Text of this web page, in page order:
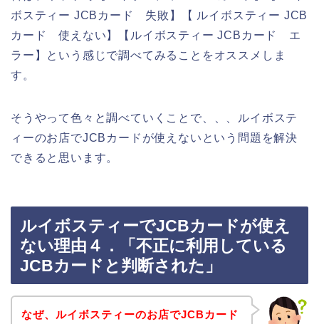
ボスティー JCBカード 失敗】【 ルイボスティー JCB
カード 使えない】【ルイボスティー JCBカード エ
ラー】という感じで調べてみることをオススメしま
す。
そうやって色々と調べていくことで、、、ルイボステ
ィーのお店でJCBカードが使えないという問題を解決
できると思います。
ルイボスティーでJCBカードが使え
ない理由４．「不正に利用している
JCBカードと判断された」
なぜ、ルイボスティーのお店でJCBカード